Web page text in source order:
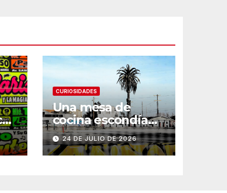
CURIOSIDADES
Una mesa de
cocina escondía
un tesoro familiar
de 300 años
24 DE JULIO DE 2026